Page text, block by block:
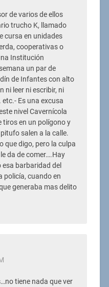
de varios de ellos
trucho K, llamado
cursa en unidades
cooperativas o
Institución
un par de
de Infantes con alto
ni leer ni escribir, ni
Es una excusa
nivel Cavernícola
tiros en un polígono y
salen a la calle.
que digo, pero la culpa
da de comer….Hay
barbaridad del
policía, cuando en
generaba mas delito
tiene nada que ver